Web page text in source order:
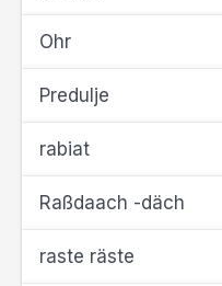
Ohr
Predulje
rabiat
Raßdaach -däch
raste räste